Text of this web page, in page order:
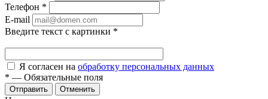
Телефон *
E-mail
Введите текст с картинки *
Я согласен на обработку персональных данных
* — Обязательные поля
Отменить